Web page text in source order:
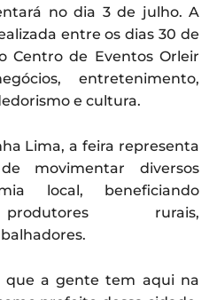
no dia 3 de julho. A
entre os dias 30 de
Centro de Eventos Orleir
entretenimento,
e cultura.
Lima, a feira representa
movimentar diversos
local, beneficiando
rurais,
que a gente tem aqui na